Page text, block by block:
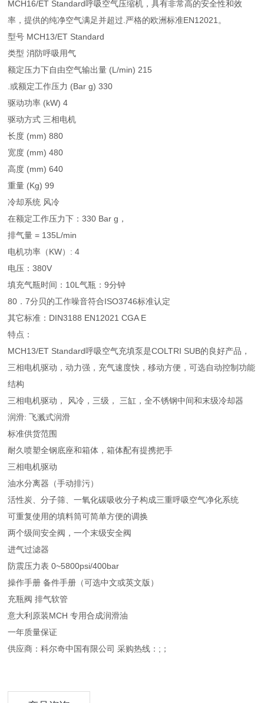
MCH16/ET Standard呼吸空气压缩机，具有非常高的安全性和效
率，提供的纯净空气满足并超过.严格的欧洲标准EN12021。
型号 MCH13/ET Standard
类型 消防呼吸用气
额定压力下自由空气输出量 (L/min) 215
.或额定工作压力 (Bar g) 330
驱动功率 (kW) 4
驱动方式 三相电机
长度 (mm) 880
宽度 (mm) 480
高度 (mm) 640
重量 (Kg) 99
冷却系统 风冷
在额定工作压力下：330 Bar g，
排气量 = 135L/min
电机功率（KW）: 4
电压：380V
填充气瓶时间：10L气瓶：9分钟
80．7分贝的工作噪音符合ISO3746标准认定
其它标准：DIN3188 EN12021 CGA E
特点：
MCH13/ET Standard呼吸空气充填泵是COLTRI SUB的良好产品，
三相电机驱动，动力强，充气速度快，移动方便，可选自动控制功能
结构
三相电机驱动， 风冷，三级， 三缸，全不锈钢中间和末级冷却器
润滑: 飞溅式润滑
标准供货范围
耐久喷塑全钢底座和箱体，箱体配有提携把手
三相电机驱动
油水分离器（手动排污）
活性炭、分子筛、一氧化碳吸收分子构成三重呼吸空气净化系统
可重复使用的填料筒可简单方便的调换
两个级间安全阀，一个末级安全阀
进气过滤器
防震压力表 0~5800psi/400bar
操作手册 备件手册（可选中文或英文版）
充瓶阀 排气软管
意大利原装MCH 专用合成润滑油
一年质量保证
供应商：科尔奇中国有限公司 采购热线：;；